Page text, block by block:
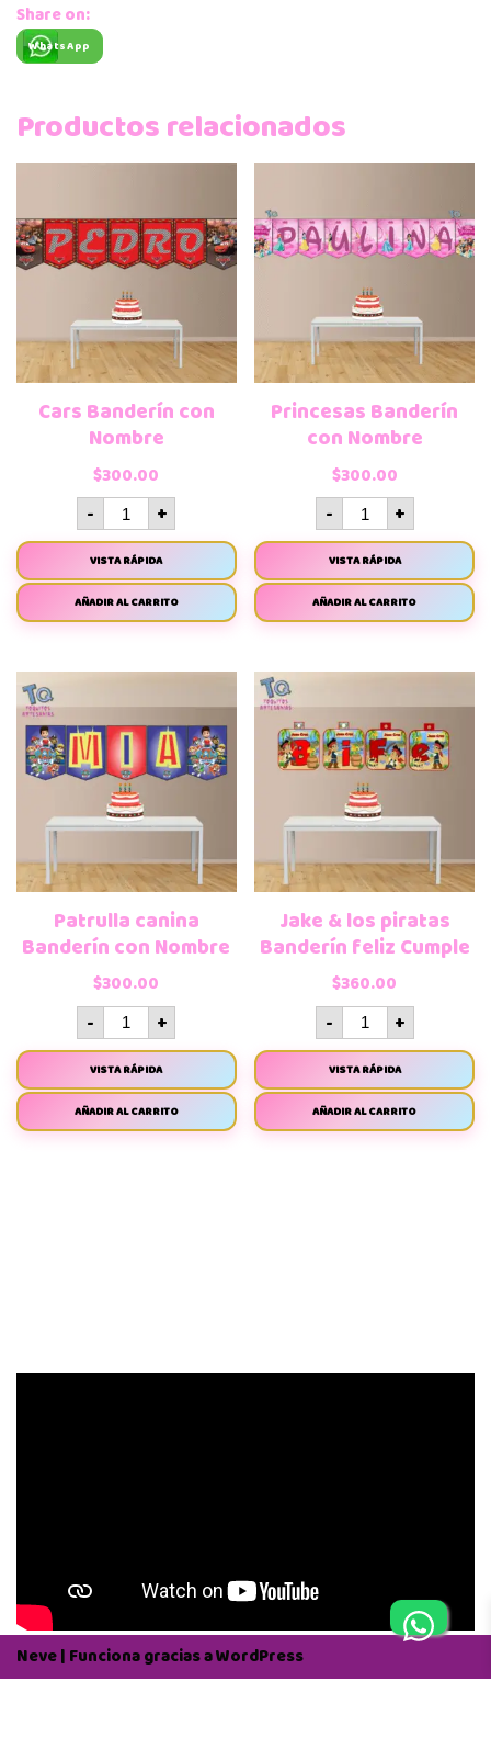
Share on:
WhatsApp
Productos relacionados
Cars Banderín con
Nombre
$300.00
- +
VISTA RÁPIDA
AÑADIR AL CARRITO
Princesas Banderín
con Nombre
$300.00
- +
VISTA RÁPIDA
AÑADIR AL CARRITO
Patrulla canina
Banderín con Nombre
$300.00
- +
VISTA RÁPIDA
AÑADIR AL CARRITO
Jake & los piratas
Banderín feliz Cumple
$360.00
- +
VISTA RÁPIDA
AÑADIR AL CARRITO
Neve| Funciona gracias aWordPress